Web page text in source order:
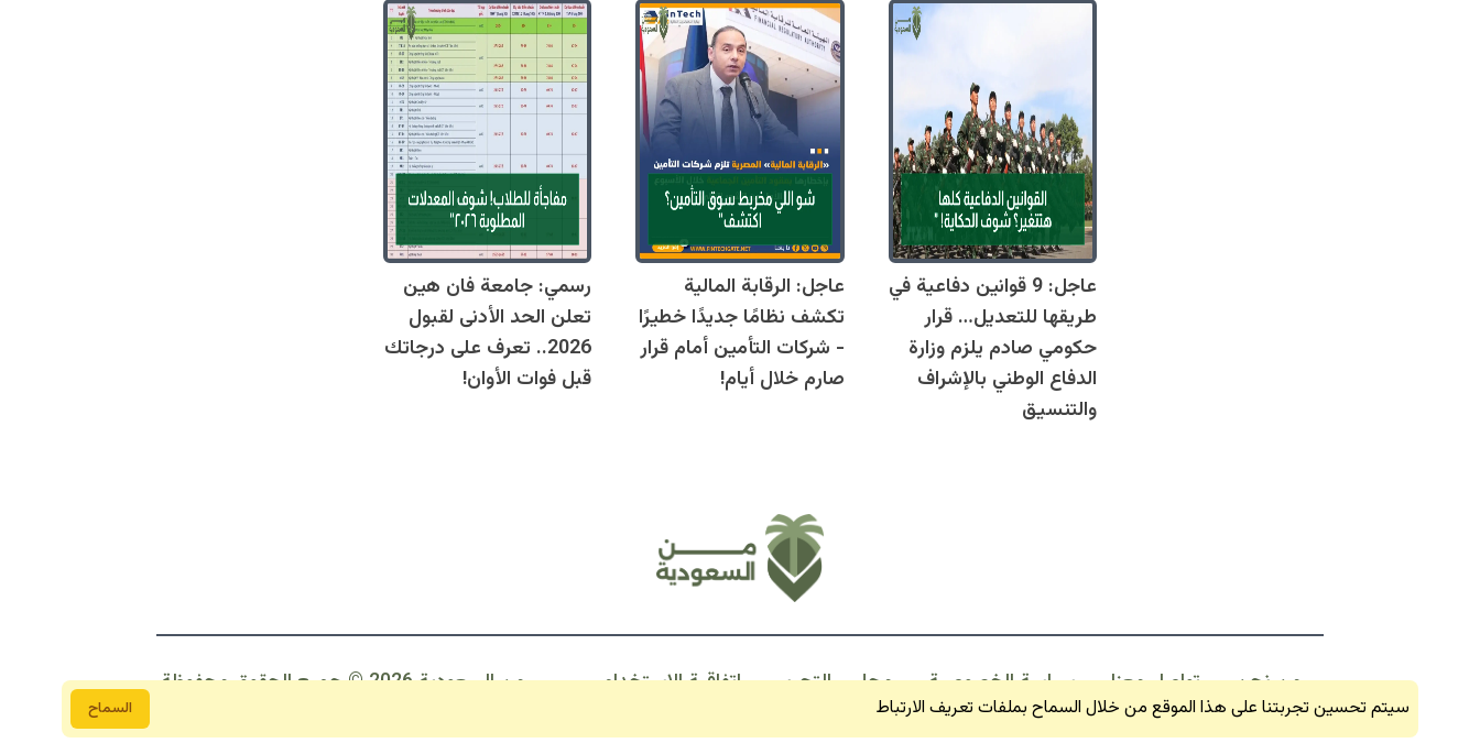
عاجل: 9 قوانين دفاعية في
طريقها للتعديل… قرار
حكومي صادم يلزم وزارة
الدفاع الوطني بالإشراف
والتنسيق
عاجل: الرقابة المالية
تكشف نظامًا جديدًا خطيرًا
- شركات التأمين أمام قرار
صارم خلال أيام!
رسمي: جامعة فان هين
تعلن الحد الأدنى لقبول
2026.. تعرف على درجاتك
قبل فوات الأوان!
من نحن تواصل معنا سياسة الخصوصية مجلس التحرير اتفاقية الاستخدام من السعودية 2026 © جمبع الحقوق محفوظة
سيتم تحسين تجربتنا على هذا الموقع من خلال السماح بملفات تعريف الارتباط السماح